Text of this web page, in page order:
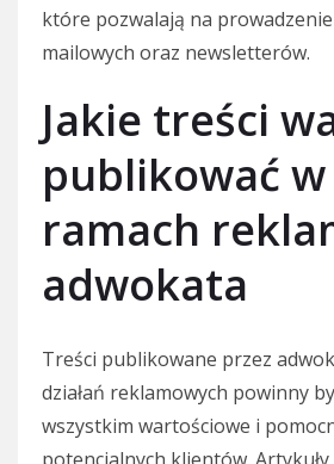
które pozwalają na
mailowych oraz newsletterów.
Jakie treści
publikować w
ramach
adwokata
Treści publikowane przez
działań reklamowych powinny
wszystkim wartościowe i